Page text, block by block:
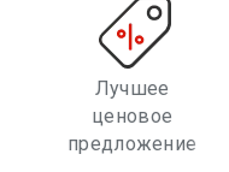
Лучшее
ценовое
предложение